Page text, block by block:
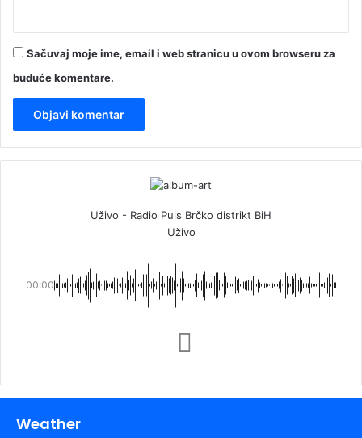
Sačuvaj moje ime, email i web stranicu u ovom browseru za
buduće komentare.
Uživo - Radio Puls Brčko distrikt BiH
Uživo
00:00
Weather